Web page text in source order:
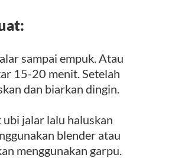
sampai empuk. Atau
15-20 menit. Setelah
dan biarkan dingin.
jalar lalu haluskan
blender atau
menggunakan garpu.